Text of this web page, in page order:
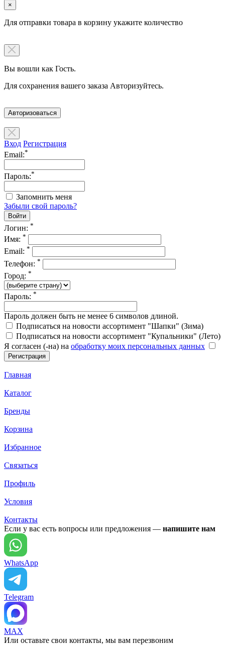
×
Для отправки товара в корзину укажите количество
Вы вошли как Гость.
Для сохранения вашего заказа Авторизуйтесь.
Авторизоваться
Вход Регистрация
Email:*
Пароль:*
Запомнить меня
Забыли свой пароль?
Логин: *
Имя: *
Email: *
Телефон: *
Город: *
Пароль: *
Пароль должен быть не менее 6 символов длиной.
Подписаться на новости ассортимент "Шапки" (Зима)
Подписаться на новости ассортимент "Купальники" (Лето)
Я согласен (-на) на обработку моих персональных данных
Главная
Каталог
Бренды
Корзина
Избранное
Связаться
Профиль
Условия
Контакты
Если у вас есть вопросы или предложения — напишите нам
WhatsApp
Telegram
MAX
Или оставьте свои контакты, мы вам перезвоним